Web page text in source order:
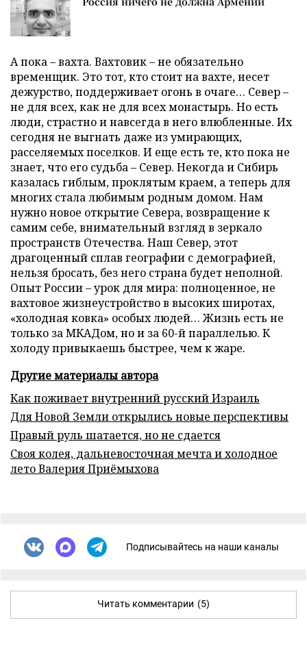
А пока – вахта. Вахтовик – не обязательно
временщик. Это тот, кто стоит на вахте, несет
дежурство, поддерживает огонь в очаге… Север –
не для всех, как не для всех монастырь. Но есть
люди, страстно и навсегда в него влюбленные. Их
сегодня не выгнать даже из умирающих,
расселяемых поселков. И еще есть те, кто пока не
знает, что его судьба – Север. Некогда и Сибирь
казалась гиблым, проклятым краем, а теперь для
многих стала любимым родным домом. Нам
нужно новое открытие Севера, возвращение к
самим себе, внимательный взгляд в зеркало
пространств Отечества. Наш Север, этот
драгоценный сплав географии с демографией,
нельзя бросать, без него страна будет неполной.
Опыт России – урок для мира: полноценное, не
вахтовое жизнеустройство в высоких широтах,
«холодная ковка» особых людей… Жизнь есть не
только за МКАДом, но и за 60-й параллелью. К
холоду привыкаешь быстрее, чем к жаре.
Другие материалы автора
Как поживает внутренний русский Израиль
Для Новой Земли открылись новые перспективы
Правый руль шатается, но не сдается
Своя колея, дальневосточная мечта и холодное
лето Валерия Приёмыхова
Подписывайтесь на наши каналы
Читать комментарии (5)